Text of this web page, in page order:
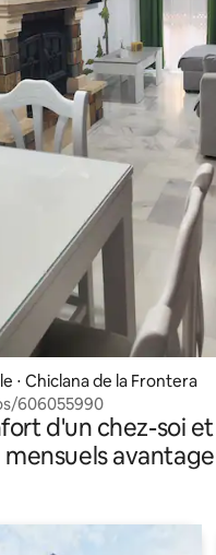
⋅ Chiclana de la Frontera
606055990
d'un chez-soi
mensuels